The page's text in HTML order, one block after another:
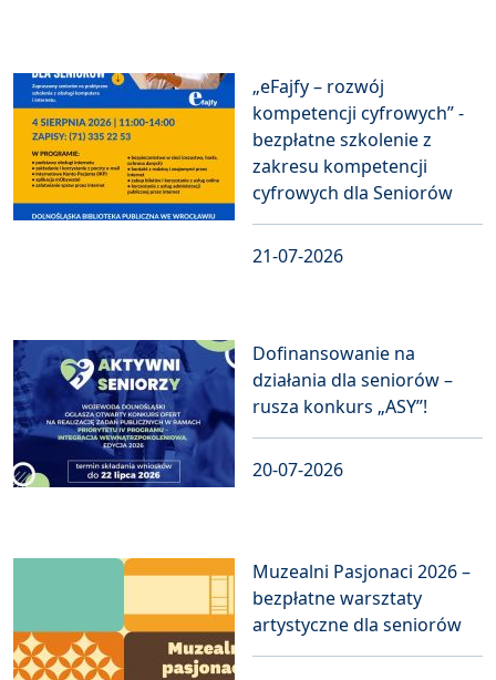
„eFajfy – rozwój
kompetencji cyfrowych” -
bezpłatne szkolenie z
zakresu kompetencji
cyfrowych dla Seniorów
21-07-2026
Dofinansowanie na
działania dla seniorów –
rusza konkurs „ASY”!
20-07-2026
Muzealni Pasjonaci 2026 –
bezpłatne warsztaty
artystyczne dla seniorów